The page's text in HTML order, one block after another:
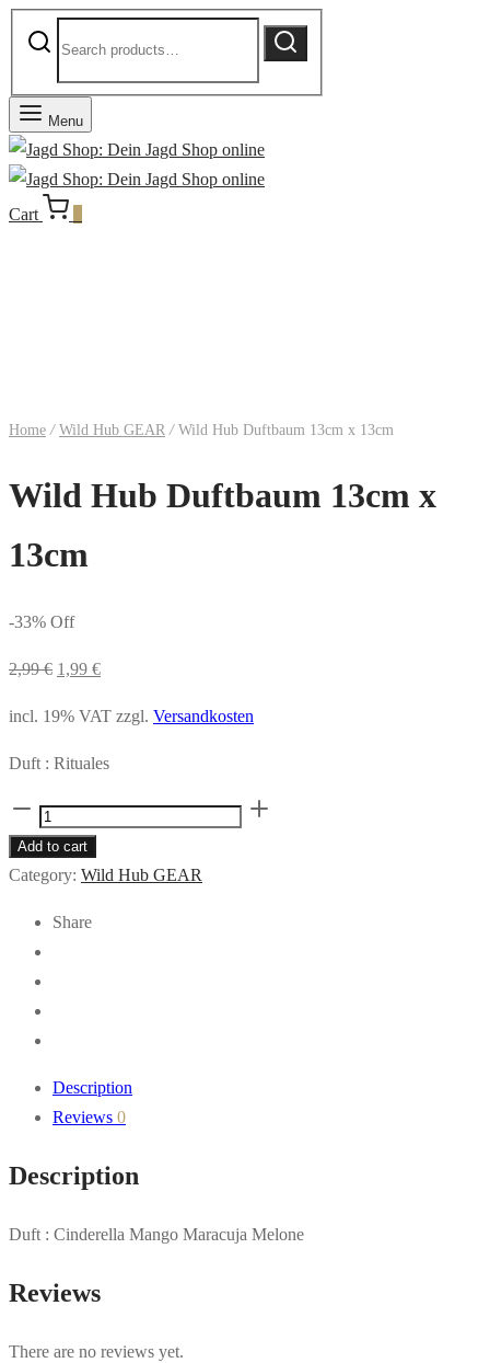
for:
Search
Menu
Cart
Home / Wild Hub GEAR /Wild Hub Duftbaum 13cm x 13cm
Wild Hub Duftbaum 13cm x
13cm
-33% Off
2,99€ 1,99 €
incl. 19% VAT zzgl. Versandkosten
Duft : Rituales
Wild
Hub
Duftbaum
x
13cm
quantity
Add to cart
Category: Wild Hub GEAR
Share
Description
Reviews 0
Description
Duft : Cinderella Mango Maracuja Melone
Reviews
There are no reviews yet.